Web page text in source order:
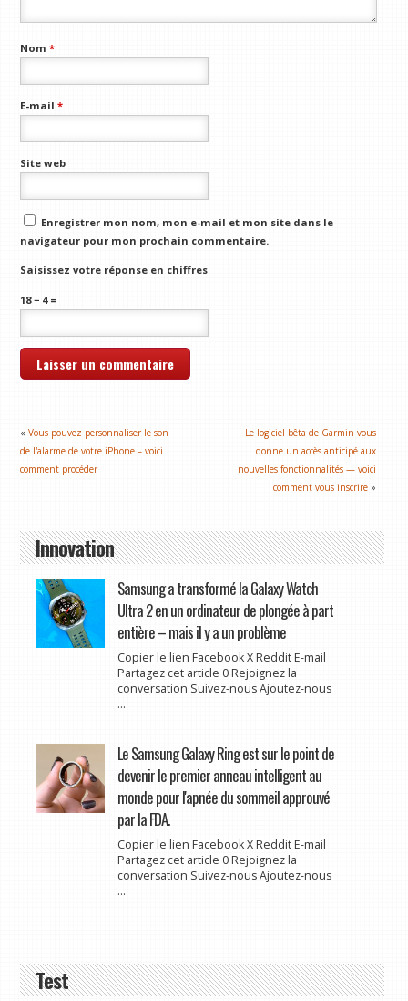
Nom*
E-mail*
Site web
Enregistrer mon nom, mon e-mail et mon site dans le
navigateur pour mon prochain commentaire.
Saisissez votre réponse en chiffres
18 − 4 =
«Vous pouvez personnaliser le son
de l'alarme de votre iPhone – voici
comment procéder
Le logiciel bêta de Garmin vous
donne un accès anticipé aux
nouvelles fonctionnalités — voici
comment vous inscrire »
Innovation
Samsung a transformé la Galaxy Watch
Ultra 2 en un ordinateur de plongée à part
entière – mais il y a un problème
Copier le lien Facebook X Reddit E-mail
Partagez cet article 0 Rejoignez la
conversation Suivez-nous Ajoutez-nous
...
Le Samsung Galaxy Ring est sur le point de
devenir le premier anneau intelligent au
monde pour l'apnée du sommeil approuvé
par la FDA.
Copier le lien Facebook X Reddit E-mail
Partagez cet article 0 Rejoignez la
conversation Suivez-nous Ajoutez-nous
...
Test